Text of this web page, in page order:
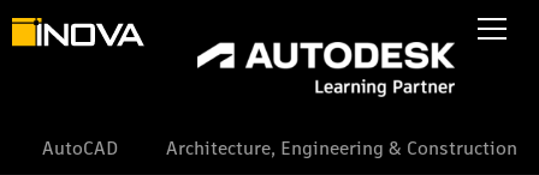
AutoCAD Architecture, Engineering & Construction